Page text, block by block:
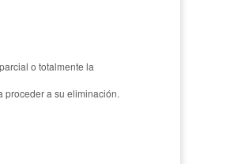
o totalmente la
proceder a su eliminación.